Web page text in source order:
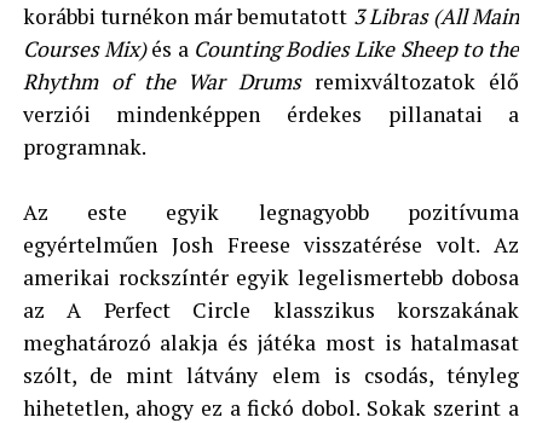
korábbi turnékon már bemutatott 3 Libras (All Main
Courses Mix)és a Counting Bodies Like Sheep to the
Rhythm of the War Drums remixváltozatok élő
verziói mindenképpen érdekes pillanatai a
programnak.
Az este egyik legnagyobb pozitívuma
egyértelműen Josh Freese visszatérése volt. Az
amerikai rockszíntér egyik legelismertebb dobosa
az A Perfect Circle klasszikus korszakának
meghatározó alakja és játéka most is hatalmasat
szólt, de mint látvány elem is csodás, tényleg
hihetetlen, ahogy ez a fickó dobol. Sokak szerint a